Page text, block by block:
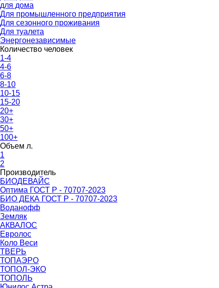
для дома
Для промышленного предприятия
Для сезонного проживания
Для туалета
Энергонезависимые
Количество человек
1-4
4-6
6-8
8-10
10-15
15-20
20+
30+
50+
100+
Объем л.
1
2
Производитель
БИОДЕВАЙС
Оптима ГОСТ Р - 70707-2023
БИО ДЕКА ГОСТ Р - 70707-2023
Воданофф
Земляк
АКВАЛОС
Евролос
Коло Веси
ТВЕРЬ
ТОПАЭРО
ТОПОЛ-ЭКО
ТОПОЛЬ